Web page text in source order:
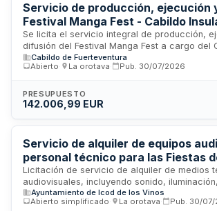
Servicio de producción, ejecución
Festival Manga Fest - Cabildo
Fuerteventura
Se licita el servicio integral de producción,
difusión del Festival Manga Fest a cargo del
de Fuerteventura. El contrato comprende la
realización de los eventos, incluyendo la
actividades, gestión de personal
de comunicación. El adjudicatario deberá
certificados de responsabilidad civil y
protocolos de montaje establecidos. La
designar un coordinador responsable de
incidencias y coordinar todas las
Cabildo de Fuerteventura
Abierto
La orotava Pub. 30/07/2026
PRESUPUESTO
142.006,99 EUR
Servicio de alquiler de equipos
personal técnico para las Fiestas
San Andrés y Navidad del
Icod de los Vinos
Licitación de servicio de alquiler de medios
audiovisuales, incluyendo sonido,
estructuras y sistemas de control, junto con
especializado en montaje, manejo,
Ayuntamiento de Icod de los Vinos
Abierto simplificado
La orotava Pub. 30/07/